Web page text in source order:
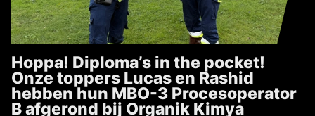
Hoppa! Diploma’s in the pocket!
Onze toppers Lucas en Rashid
hebben hun MBO-3 Procesoperator
B afgerond bij Organik Kimya